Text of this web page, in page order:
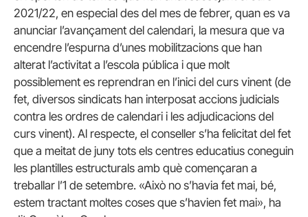
2021/22, en especial des del mes de febrer, quan es va
anunciar l’avançament del calendari, la mesura que va
encendre l’espurna d’unes mobilitzacions que han
alterat l’activitat a l’escola pública i que molt
possiblement es reprendran en l’inici del curs vinent (de
fet, diversos sindicats han interposat accions judicials
contra les ordres de calendari i les adjudicacions del
curs vinent). Al respecte, el conseller s’ha felicitat del fet
que a meitat de juny tots els centres educatius coneguin
les plantilles estructurals amb què començaran a
treballar l’1 de setembre. «Això no s’havia fet mai, bé,
estem tractant moltes coses que s’havien fet mai», ha